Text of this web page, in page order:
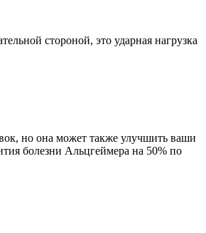
стороной, это ударная нагрузка
но она может также улучшить ваши
болезни Альцгеймера на 50% по